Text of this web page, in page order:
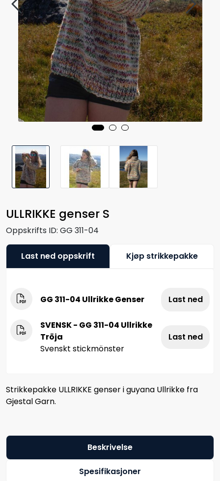
ULLRIKKE genser S
Oppskrifts ID: GG 311-04
Last ned oppskrift Kjøp strikkepakke
GG 311-04 Ullrikke Genser Last ned
SVENSK - GG 311-04 Ullrikke
Tröja
Svenskt stickmönster
Last ned
Strikkepakke ULLRIKKE genser i guyana Ullrikke fra
Gjestal Garn.
Beskrivelse
Spesifikasjoner